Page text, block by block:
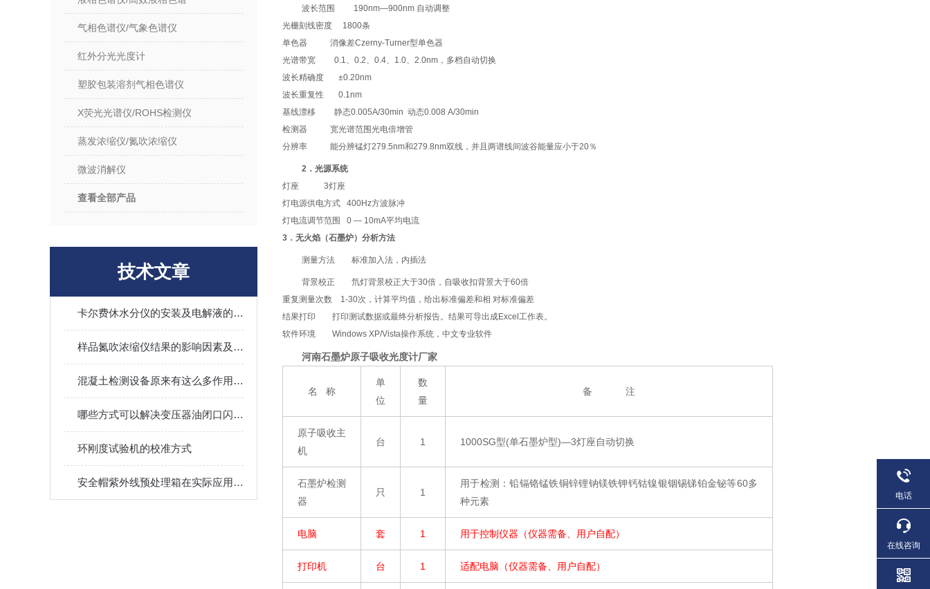
气相色谱仪/气象色谱仪
红外分光光度计
塑胶包装溶剂气相色谱仪
X荧光光谱仪/ROHS检测仪
蒸发浓缩仪/氮吹浓缩仪
微波消解仪
查看全部产品
技术文章
卡尔费休水分仪的安装及电解液的注意事项
样品氮吹浓缩仪结果的影响因素及其调控
混凝土检测设备原来有这么多作用值得我们选择
哪些方式可以解决变压器油闭口闪点测定仪的故障
环刚度试验机的校准方式
安全帽紫外线预处理箱在实际应用中的应用场景
波长范围
190nm—900nm 自动调整
光栅刻线密度 1800条
单色器 消像差Czerny-Turner型单色器
光谱带宽 0.1、0.2、0.4、1.0、2.0nm，多档自动切换
波长精确度 ±0.20nm
波长重复性 0.1nm
基线漂移 静态0.005A/30min 动态0.008 A/30min
检测器 宽光谱范围光电倍增管
分辨率 能分辨锰灯279.5nm和279.8nm双线，并且两谱线间波谷能量应小于20％
2．光源系统
灯座 3灯座
灯电源供电方式 400Hz方波脉冲
灯电流调节范围
0 — 10mA平均电流
3．无火焰（石墨炉）分析方法
测量方法 标准加入法，内插法
背景校正 氘灯背景校正大于30倍，自吸收扣背景大于60倍
重复测量次数 1-30次，计算平均值，给出标准偏差和相 对标准偏差
结果打印 打印测试数据或最终分析报告。结果可导出成Excel工作表。
软件环境 Windows XP/Vista操作系统，中文专业软件
河南石墨炉原子吸收光度计厂家
名 称
单
位
数
量
备 注
原子吸收主
机
台 1 1000SG型(单石墨炉型)—3灯座自动切换
石墨炉检测
器
只 1
用于检测：铅镉铬锰铁铜锌锂钠镁铁钾钙钴镍银铟锡锑铂金铋等60多
种元素
电脑 套 1 用于控制仪器（仪器需备、用户自配）
打印机 台 1 适配电脑（仪器需备、用户自配）
电话
在线咨询